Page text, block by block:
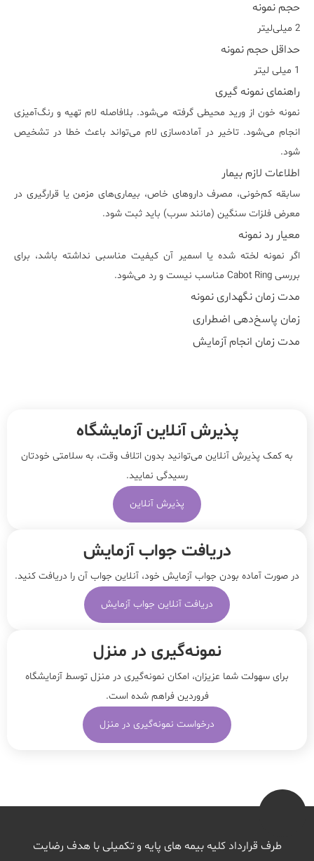
حجم نمونه
2 میلی‌لیتر
حداقل حجم نمونه
1 میلی لیتر
راهنمای نمونه گیری
نمونه خون از ورید محیطی گرفته می‌شود. بلافاصله لام تهیه و رنگ‌آمیزی
انجام می‌شود. تاخیر در آماده‌سازی لام می‌تواند باعث خطا در تشخیص
شود.
اطلاعات لازم بیمار
سابقه کم‌خونی، مصرف داروهای خاص، بیماری‌های مزمن یا قرارگیری در
معرض فلزات سنگین (مانند سرب) باید ثبت شود.
معیار رد نمونه
اگر نمونه لخته شده یا اسمیر آن کیفیت مناسبی نداشته باشد، برای
بررسی Cabot Ring مناسب نیست و رد می‌شود.
مدت زمان نگهداری نمونه
زمان پاسخ‌دهی اضطراری
مدت زمان انجام آزمایش
پذیرش آنلاین آزمایشگاه
به کمک پذیرش آنلاین می‌توانید بدون اتلاف وقت، به سلامتی خودتان
رسیدگی نمایید.
پذیرش آنلاین
دریافت جواب آزمایش
در صورت آماده بودن جواب آزمایش خود، آنلاین جواب‌ آن را دریافت کنید.
دریافت آنلاین جواب آزمایش
نمونه‌‌گیری در منزل
برای سهولت شما عزیزان، امکان نمونه‌گیری در منزل توسط آزمایشگاه
فروردین فراهم شده است.
درخواست نمونه‌گیری در منزل
طرف قرارداد کلیه بیمه های پایه و تکمیلی با هدف رضایت